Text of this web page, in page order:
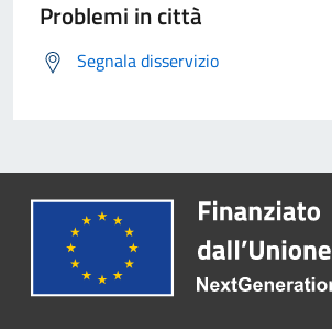
Problemi in città
Segnala disservizio